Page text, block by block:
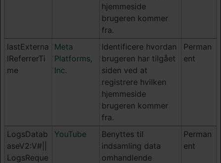
hjemmeside
brugeren kommer
fra.
lastExterna
lReferrerTi
me
Meta
Platforms,
Inc.
Identificere hvordan
brugeren har tilgået
siden ved at
registrere hvilken
hjemmeside
brugeren kommer
fra.
Perman
ent
LogsDatab
aseV2:V#||
LogsReque
YouTube
Benyttes til
indsamling data
omhandlende
Perman
ent